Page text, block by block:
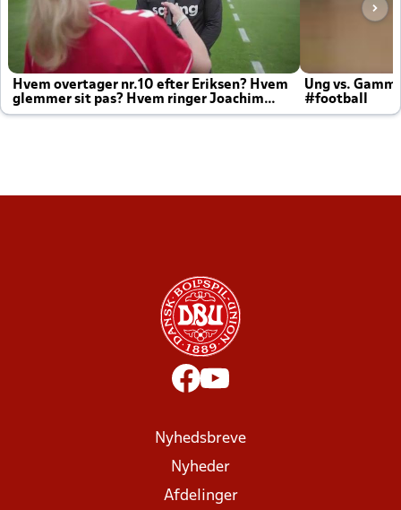
Hvem overtager nr.10 efter Eriksen? Hvem
glemmer sit pas? Hvem ringer Joachim
altid til efter kampe?
Ung vs.
#football
Nyhedsbreve
Nyheder
Afdelinger